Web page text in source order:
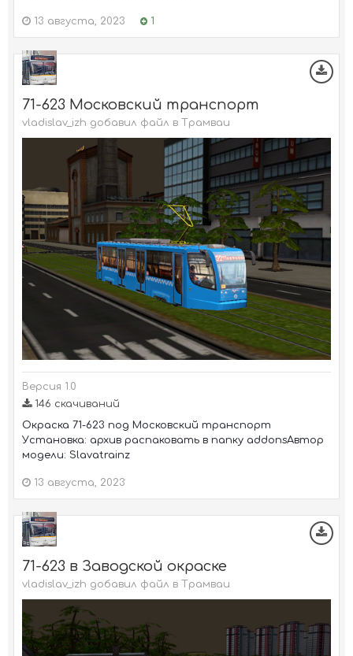
13 августа, 2023 1
71-623 Московский транспорт
vladislav_izh добавил файл в Трамваи
Версия 1.0
146 скачиваний
Окраска 71-623 под Московский транспорт
Установка: архив распаковать в папку addonsАвтор
модели: Slavatrainz
13 августа, 2023
71-623 в Заводской окраске
vladislav_izh добавил файл в Трамваи